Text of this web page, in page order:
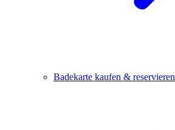
Badekarte kaufen & reservieren